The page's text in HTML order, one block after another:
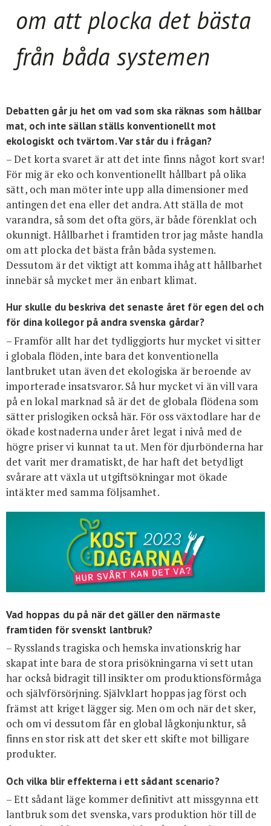
om att plocka det bästa
från båda systemen
Debatten går ju het om vad som ska räknas som hållbar
mat, och inte sällan ställs konventionellt mot
ekologiskt och tvärtom. Var står du i frågan?
– Det korta svaret är att det inte finns något kort svar!
För mig är eko och konventionellt hållbart på olika
sätt, och man möter inte upp alla dimensioner med
antingen det ena eller det andra. Att ställa de mot
varandra, så som det ofta görs, är både förenklat och
okunnigt. Hållbarhet i framtiden tror jag måste handla
om att plocka det bästa från båda systemen.
Dessutom är det viktigt att komma ihåg att hållbarhet
innebär så mycket mer än enbart klimat.
Hur skulle du beskriva det senaste året för egen del och
för dina kollegor på andra svenska gårdar?
– Framför allt har det tydliggjorts hur mycket vi sitter
i globala flöden, inte bara det konventionella
lantbruket utan även det ekologiska är beroende av
importerade insatsvaror. Så hur mycket vi än vill vara
på en lokal marknad så är det de globala flödena som
sätter prislogiken också här. För oss växtodlare har de
ökade kostnaderna under året legat i nivå med de
högre priser vi kunnat ta ut. Men för djurbönderna har
det varit mer dramatiskt, de har haft det betydligt
svårare att växla ut utgiftsökningar mot ökade
intäkter med samma följsamhet.
Vad hoppas du på när det gäller den närmaste
framtiden för svenskt lantbruk?
– Rysslands tragiska och hemska invationskrig har
skapat inte bara de stora prisökningarna vi sett utan
har också bidragit till insikter om produktionsförmåga
och självförsörjning. Självklart hoppas jag först och
främst att kriget lägger sig. Men om och när det sker,
och om vi dessutom får en global lågkonjunktur, så
finns en stor risk att det sker ett skifte mot billigare
produkter.
Och vilka blir effekterna i ett sådant scenario?
– Ett sådant läge kommer definitivt att missgynna ett
lantbruk som det svenska, vars produktion hör till de